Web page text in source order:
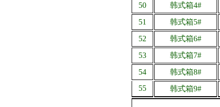
50
韩式箱4#
51
韩式箱5#
52
韩式箱6#
53
韩式箱7#
54
韩式箱8#
55
韩式箱9#